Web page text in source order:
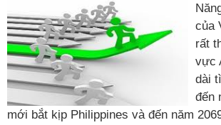
của
rất
vực
dài
đến
mới bắt kịp Philippines và đến năm